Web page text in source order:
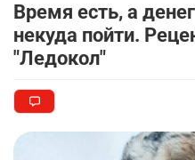
Время есть, а
некуда пойти.
"Ледокол"